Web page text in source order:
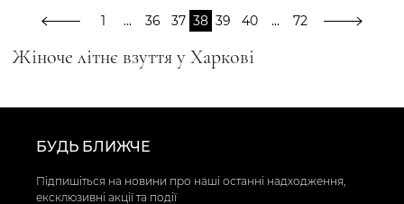
Жіноче літнє взуття у Харкові
1 ... 36 37 38 39 40 ... 72
БУДЬ БЛИЖЧЕ
Підпишіться на новини про наші останні надходження,
ексклюзивні акції та події